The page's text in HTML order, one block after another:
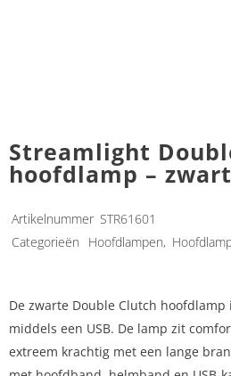
Streamlight
hoofdlamp – zwart
Artikelnummer STR61601
Categorieën
Hoofdlampen,
De zwarte Double Clutch
middels een USB. De lamp zit
extreem krachtig met een lange